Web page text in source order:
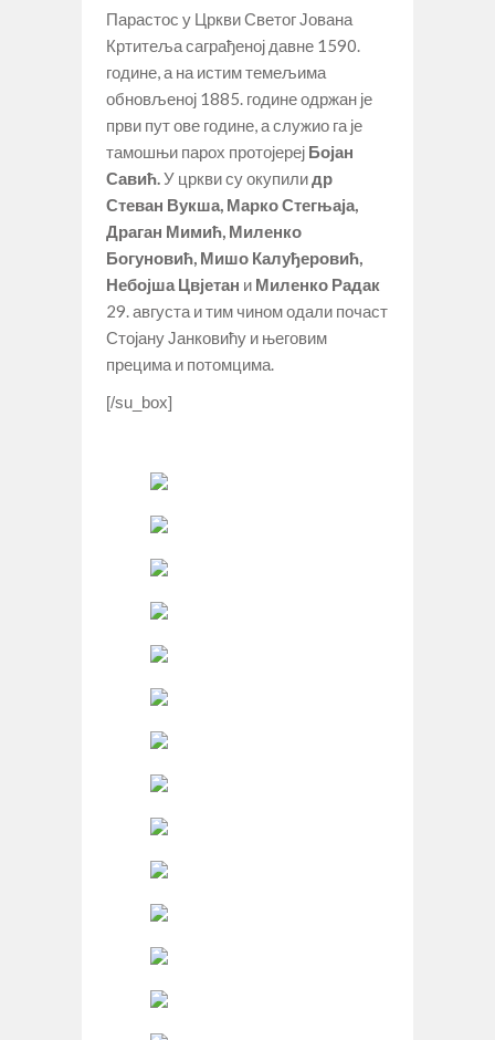
Парастос у Цркви Светог Јована
Кртитеља саграђеној давне 1590.
године, а на истим темељима
обновљеној 1885. године одржан је
први пут ове године, а служио га је
тамошњи парох протојереј Бојан
Савић. У цркви су окупили др
Стеван Вукша, Марко Стегњаја,
Драган Мимић, Миленко
Богуновић, Мишо Калуђеровић,
Небојша Цвјетан и Миленко Радак
29. августа и тим чином одали почаст
Стојану Јанковићу и његовим
прецима и потомцима.
[/su_box]